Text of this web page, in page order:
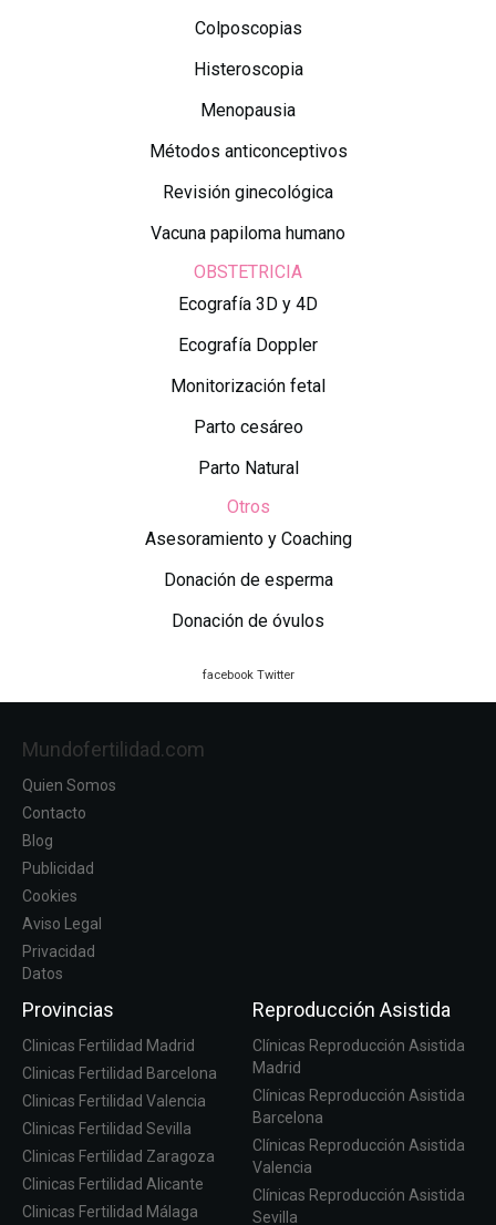
Colposcopias
Histeroscopia
Menopausia
Métodos anticonceptivos
Revisión ginecológica
Vacuna papiloma humano
OBSTETRICIA
Ecografía 3D y 4D
Ecografía Doppler
Monitorización fetal
Parto cesáreo
Parto Natural
Otros
Asesoramiento y Coaching
Donación de esperma
Donación de óvulos
facebook Twitter
Mundofertilidad.com
Quien Somos
Contacto
Blog
Publicidad
Cookies
Aviso Legal
Privacidad
Datos
Provincias
Clinicas Fertilidad Madrid
Clinicas Fertilidad Barcelona
Clinicas Fertilidad Valencia
Clinicas Fertilidad Sevilla
Clinicas Fertilidad Zaragoza
Clinicas Fertilidad Alicante
Clinicas Fertilidad Málaga
Reproducción Asistida
Clínicas Reproducción Asistida
Madrid
Clínicas Reproducción Asistida
Barcelona
Clínicas Reproducción Asistida
Valencia
Clínicas Reproducción Asistida
Sevilla